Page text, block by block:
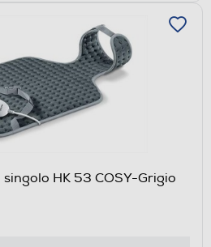
singolo HK 53 COSY-Grigio